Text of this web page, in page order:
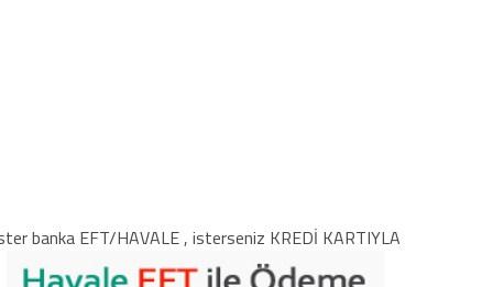
banka EFT/HAVALE , isterseniz KREDİ KARTIYLA